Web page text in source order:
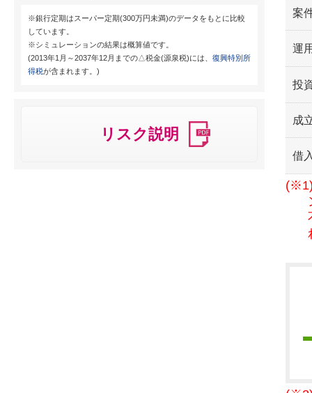
※銀行定期はスーパー定期(300万円未満)のデータをもとに比較
しています。
※シミュレーションの結果は概算値です。
(2013年1月～2037年12月までの△税金(源泉税)には、 復興特別所
得税が含まれます。)
リスク説明
案
運
投
成
借
(※1)